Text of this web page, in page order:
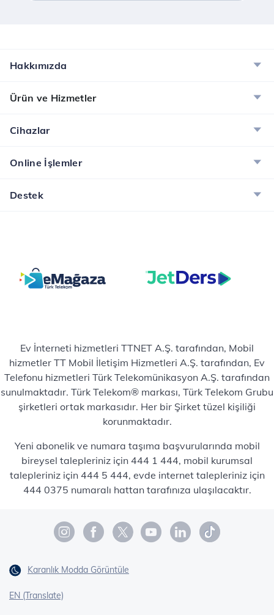
Hakkımızda
Ürün ve Hizmetler
Cihazlar
Online İşlemler
Destek
Ev İnterneti hizmetleri TTNET A.Ş. tarafından, Mobil
hizmetler TT Mobil İletişim Hizmetleri A.Ş. tarafından, Ev
Telefonu hizmetleri Türk Telekomünikasyon A.Ş. tarafından
sunulmaktadır. Türk Telekom® markası, Türk Telekom Grubu
şirketleri ortak markasıdır. Her bir Şirket tüzel kişiliği
korunmaktadır.
Yeni abonelik ve numara taşıma başvurularında mobil
bireysel talepleriniz için 444 1 444, mobil kurumsal
talepleriniz için 444 5 444, evde internet talepleriniz için
444 0375 numaralı hattan tarafınıza ulaşılacaktır.
Karanlık Modda Görüntüle
EN (Translate)